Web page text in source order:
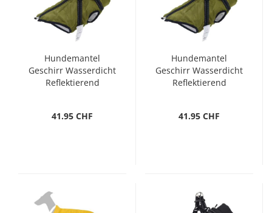
Hundemantel
Geschirr Wasserdicht
Reflektierend
41.95 CHF
Hundemantel
Geschirr Wasserdicht
Reflektierend
41.95 CHF